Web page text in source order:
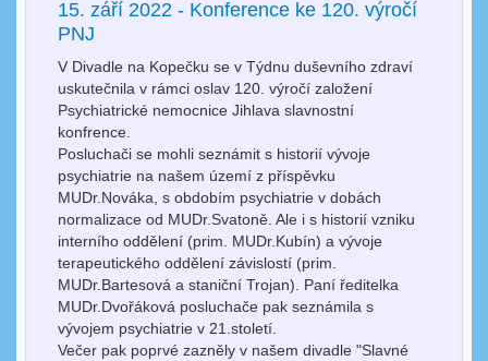
15. září 2022 - Konference ke 120. výročí
PNJ
V Divadle na Kopečku se v Týdnu duševního zdraví
uskutečnila v rámci oslav 120. výročí založení
Psychiatrické nemocnice Jihlava slavnostní
konfrence.
Posluchači se mohli seznámit s historií vývoje
psychiatrie na našem území z příspěvku
MUDr.Nováka, s obdobím psychiatrie v dobách
normalizace od MUDr.Svatoně. Ale i s historií vzniku
interního oddělení (prim. MUDr.Kubín) a vývoje
terapeutického oddělení závislostí (prim.
MUDr.Bartesová a staniční Trojan). Paní ředitelka
MUDr.Dvořáková posluchače pak seznámila s
vývojem psychiatrie v 21.století.
Večer pak poprvé zazněly v našem divadle "Slavné